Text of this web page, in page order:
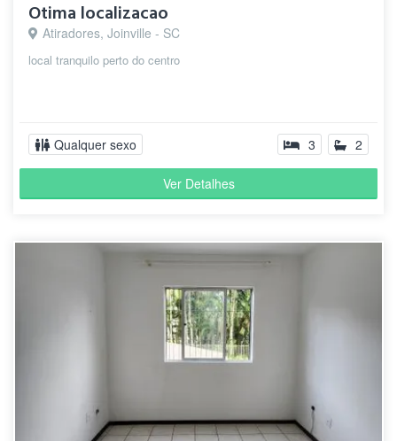
Otima localizacao
Atiradores, Joinville - SC
local tranquilo perto do centro
Qualquer sexo 3 2
Ver Detalhes